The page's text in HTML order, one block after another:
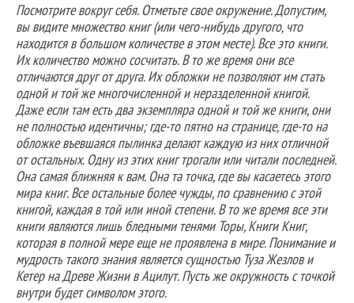
Посмотрите вокруг себя. Отметьте свое окружение. Допустим,
вы видите множество книг (или чего-нибудь другого, что
находится в большом количестве в этом месте). Все это книги.
Их количество можно сосчитать. В то же время они все
отличаются друг от друга. Их обложки не позволяют им стать
одной и той же многочисленной и неразделенной книгой.
Даже если там есть два экземпляра одной и той же книги, они
не полностью идентичны; где-то пятно на странице, где-то на
обложке въевшаяся пылинка делают каждую из них отличной
от остальных. Одну из этих книг трогали или читали последней.
Она самая ближняя к вам. Она та точка, где вы касаетесь этого
мира книг. Все остальные более чужды, по сравнению с этой
книгой, каждая в той или иной степени. В то же время все эти
книги являются лишь бледными тенями Торы, Книги Книг,
которая в полной мере еще не проявлена в мире. Понимание и
мудрость такого знания является сущностью Туза Жезлов и
Кетер на Древе Жизни в Ацилут. Пусть же окружность с точкой
внутри будет символом этого.